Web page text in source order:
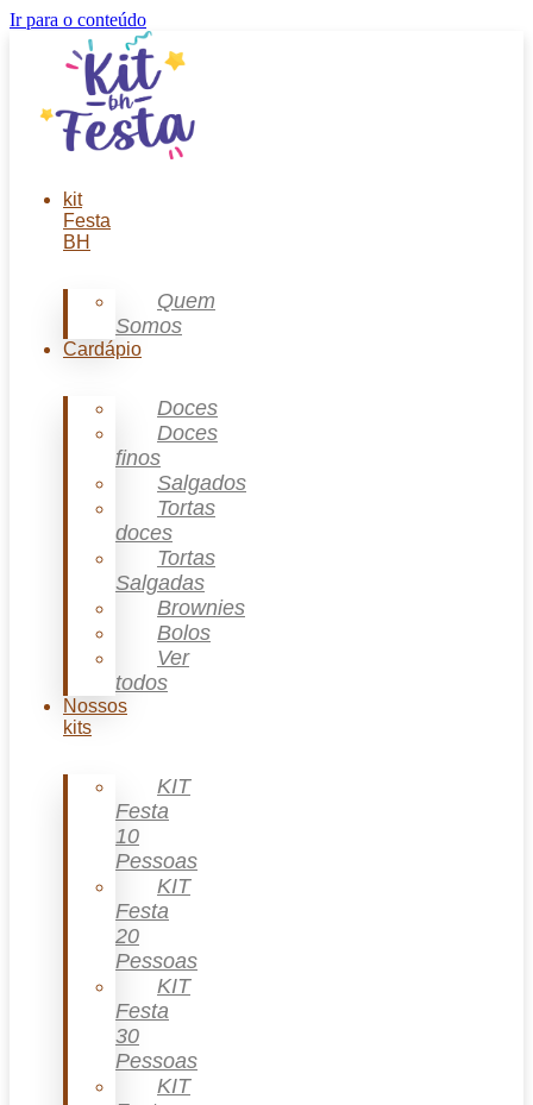
Ir para o conteúdo
kit
Festa
BH
Quem
Somos
Cardápio
Doces
Doces
finos
Salgados
Tortas
doces
Tortas
Salgadas
Brownies
Bolos
Ver
todos
Nossos
kits
KIT
Festa
10
Pessoas
KIT
Festa
20
Pessoas
KIT
Festa
30
Pessoas
KIT